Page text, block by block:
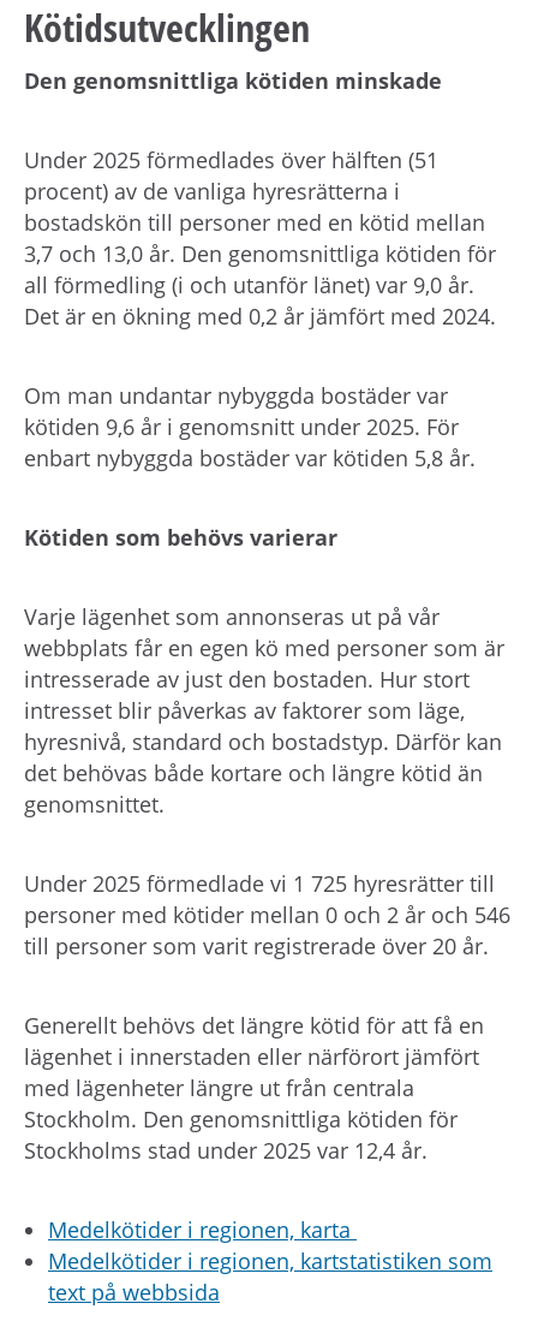
Kötidsutvecklingen
Den genomsnittliga kötiden minskade
Under 2025 förmedlades över hälften (51
procent) av de vanliga hyresrätterna i
bostadskön till personer med en kötid mellan
3,7 och 13,0 år. Den genomsnittliga kötiden för
all förmedling (i och utanför länet) var 9,0 år.
Det är en ökning med 0,2 år jämfört med 2024.
Om man undantar nybyggda bostäder var
kötiden 9,6 år i genomsnitt under 2025. För
enbart nybyggda bostäder var kötiden 5,8 år.
Kötiden som behövs varierar
Varje lägenhet som annonseras ut på vår
webbplats får en egen kö med personer som är
intresserade av just den bostaden. Hur stort
intresset blir påverkas av faktorer som läge,
hyresnivå, standard och bostadstyp. Därför kan
det behövas både kortare och längre kötid än
genomsnittet.
Under 2025 förmedlade vi 1 725 hyresrätter till
personer med kötider mellan 0 och 2 år och 546
till personer som varit registrerade över 20 år.
Generellt behövs det längre kötid för att få en
lägenhet i innerstaden eller närförort jämfört
med lägenheter längre ut från centrala
Stockholm. Den genomsnittliga kötiden för
Stockholms stad under 2025 var 12,4 år.
Medelkötider i regionen, karta
Medelkötider i regionen, kartstatistiken som
text på webbsida